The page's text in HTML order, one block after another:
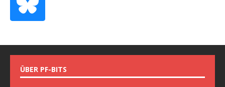
ÜBER PF-BITS